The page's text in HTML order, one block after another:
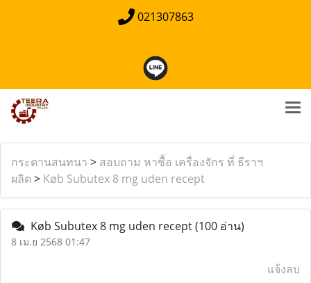
021307863
กระดานสนทนา > สอบถาม หาซื้อ เครื่องจักร ที่ ธีราฯ
ผลิต > Køb Subutex 8 mg uden recept
Køb Subutex 8 mg uden recept(100 อ่าน)
8 เม.ย 2568 01:47
แจ้งลบ